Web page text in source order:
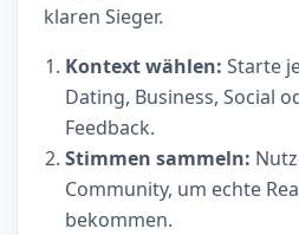
klaren Sieger.
Kontext wählen: Starte
Dating, Business, Social
Feedback.
Stimmen sammeln:
Community, um echte
bekommen.